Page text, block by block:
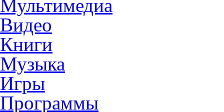
Мультимедиа
Видео
Книги
Музыка
Игры
Программы